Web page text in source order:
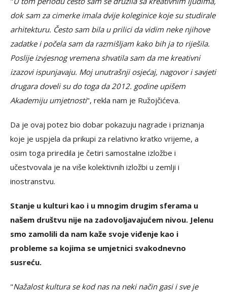
dok sam za cimerke imala dvije koleginice koje su studirale
arhitekturu. Često sam bila u prilici da vidim neke njihove
zadatke i počela sam da razmišljam kako bih ja to riješila.
Poslije izvjesnog vremena shvatila sam da me kreativni
izazovi ispunjavaju. Moj unutrašnji osjećaj, nagovor i savjeti
drugara doveli su do toga da 2012. godine upišem
Akademiju umjetnosti", rekla nam je Ružojčićeva.
Da je ovaj potez bio dobar pokazuju nagrade i priznanja
koje je uspjela da prikupi za relativno kratko vrijeme, a
osim toga priredila je četiri samostalne izložbe i
učestvovala je na više kolektivnih izložbi u zemlji i
inostranstvu.
Stanje u kulturi kao i u mnogim drugim sferama u
našem društvu nije na zadovoljavajućem nivou. Jelenu
smo zamolili da nam kaže svoje viđenje kao i
probleme sa kojima se umjetnici svakodnevno
susreću.
"Nažalost kultura se kod nas na neki način gasi i sve je